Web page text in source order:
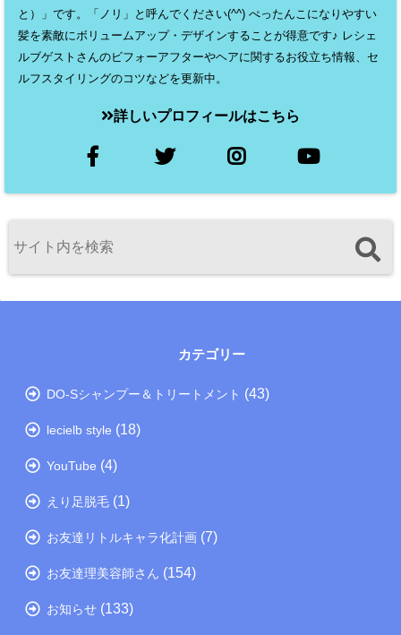
と）」です。「ノリ」と呼んでください(^^) ぺったんこになりやすい
髪を素敵にボリュームアップ・デザインすることが得意です♪ レシェ
ルブゲストさんのビフォーアフターやヘアに関するお役立ち情報、セ
ルフスタイリングのコツなどを更新中。
詳しいプロフィールはこちら
カテゴリー
DO-Sシャンプー＆トリートメント (43)
lecielb style (18)
YouTube (4)
えり足脱毛 (1)
お友達リトルキャラ化計画 (7)
お友達理美容師さん (154)
お知らせ (133)